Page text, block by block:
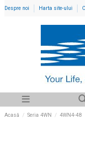
Despre noi Harta site-ului
Acasă Seria 4WN 4WN4-48